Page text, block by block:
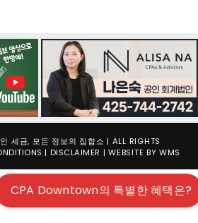
세금, 모든 정보의 집합소 | ALL RIGHTS
| DISCLAIMER | WEBSITE BYWMS
보기| Mobile 버젼 보기
CPA Downtown의 특별한 혜택은?